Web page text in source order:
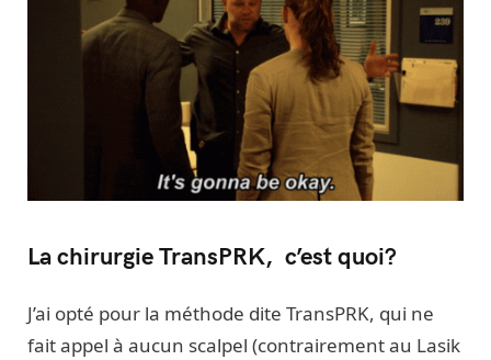
La chirurgie TransPRK, c’est quoi?
J’ai opté pour la méthode dite TransPRK, qui ne
fait appel à aucun scalpel (contrairement au Lasik